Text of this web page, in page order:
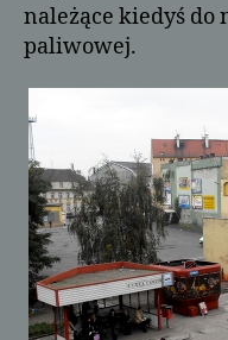
należące kiedyś do
paliwowej.